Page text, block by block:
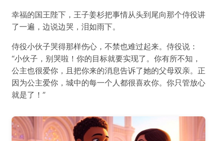
幸福的国王陛下，王子姜杉把事情从头到尾向那个侍役讲
了一遍，边说边哭，泪如雨下。
侍役小伙子哭得那样伤心，不禁也难过起来。侍役说：
“小伙子，别哭啦！你的目标就要实现了。你有所不知，
公主也很爱你，且把你来的消息告诉了她的父母双亲。正
因为公主爱你，城中的每一个人都很喜欢你。你只管放心
就是了！”